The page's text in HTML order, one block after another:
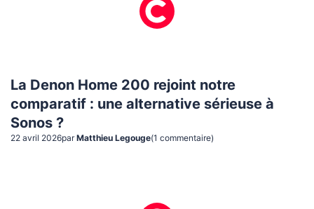
La Denon Home 200 rejoint notre
comparatif : une alternative sérieuse à
Sonos ?
22 avril 2026par Matthieu Legouge(1 commentaire)